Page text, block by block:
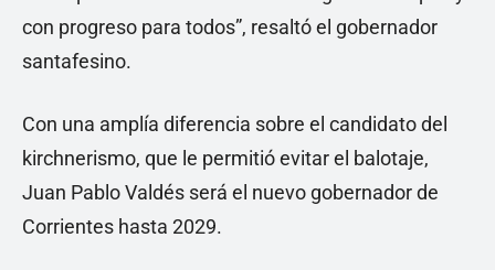
con progreso para todos”, resaltó el gobernador
santafesino.
Con una amplía diferencia sobre el candidato del
kirchnerismo, que le permitió evitar el balotaje,
Juan Pablo Valdés será el nuevo gobernador de
Corrientes hasta 2029.